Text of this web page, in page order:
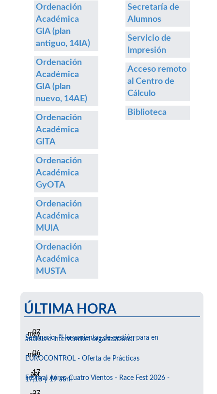
Ordenación
Académica
GIA (plan
antiguo, 14IA)
Ordenación
Académica
GIA (plan
nuevo, 14AE)
Ordenación
Académica
GITA
Ordenación
Académica
GyOTA
Ordenación
Académica
MUIA
Ordenación
Académica
MUSTA
Secretaría de
Alumnos
Servicio de
Impresión
Acceso remoto
al Centro de
Cálculo
Biblioteca
ÚLTIMA HORA
07
may
Seminario: "Herramientas de gestión para en
análisis e intervención organizacional"
06
may
EUROCONTROL - Oferta de Prácticas
17
abr
Festival Aéreo Cuatro Vientos - Race Fest 2026 -
17,18 y 19 abril